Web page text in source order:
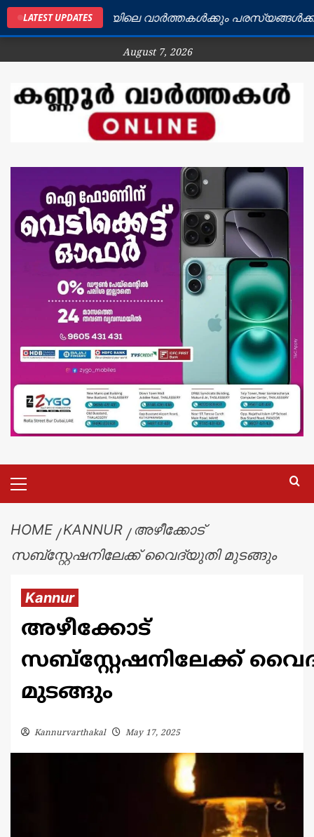
LATEST UPDATES
കണ്ണൂർ ജില്ലയിലെ വാർത്തകൾക്കും പരസ്യങ്ങൾക്കും
August 7, 2026
HOME KANNUR
അഴീക്കോട്
സബ്സ്റ്റേഷനിലേക്ക് വൈദ്യുതി മുടങ്ങും
Kannur
അഴീക്കോട്
സബ്സ്റ്റേഷനിലേക്ക്
മുടങ്ങും
Kannurvarthakal May 17, 2025